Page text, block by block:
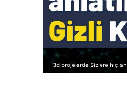
3d projelerde Sizlere hiç